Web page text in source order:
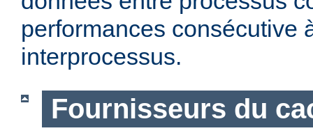
performances consécutive
interprocessus.
Fournisseurs du